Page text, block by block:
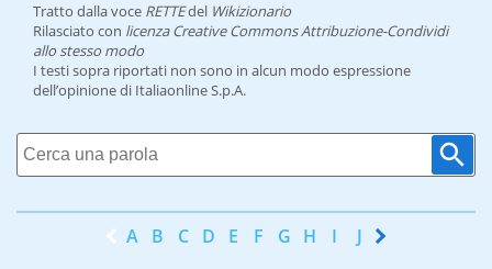
Tratto dalla voce RETTEdel Wikizionario
Rilasciato con licenza Creative Commons Attribuzione-Condividi
allo stesso modo
I testi sopra riportati non sono in alcun modo espressione
dell’opinione di Italiaonline S.p.A.
A B C D E F G H I J K